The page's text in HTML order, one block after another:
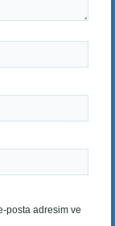
posta adresim ve